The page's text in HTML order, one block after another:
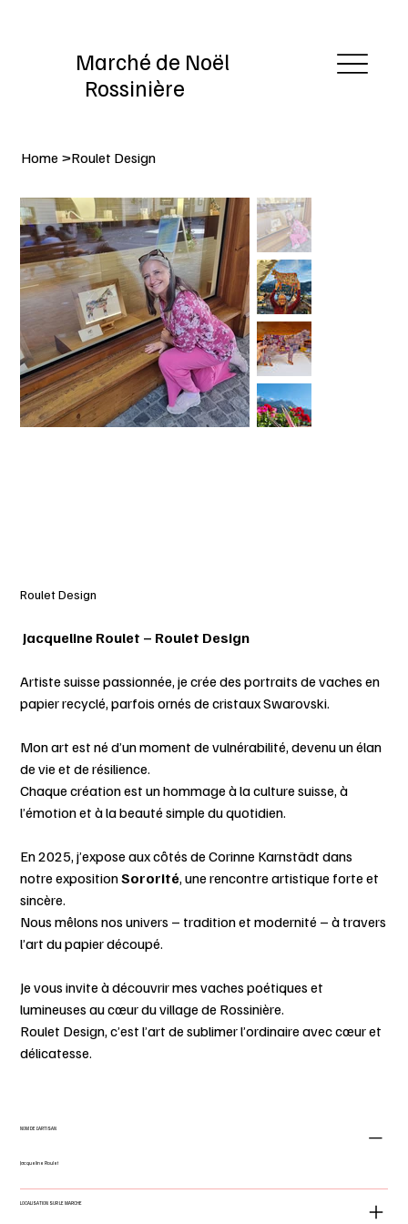
Marché de Noël
Rossinière
Home >Roulet Design
Roulet Design
Jacqueline Roulet – Roulet Design
Artiste suisse passionnée, je crée des portraits de vaches en
papier recyclé, parfois ornés de cristaux Swarovski.
Mon art est né d’un moment de vulnérabilité, devenu un élan
de vie et de résilience.
Chaque création est un hommage à la culture suisse, à
l’émotion et à la beauté simple du quotidien.
En 2025, j’expose aux côtés de Corinne Karnstädt dans
notre expositionSororité, une rencontre artistique forte et
sincère.
Nous mêlons nos univers – tradition et modernité – à travers
l’art du papier découpé.
Je vous invite à découvrir mes vaches poétiques et
lumineuses au cœur du village de Rossinière.
Roulet Design, c’est l’art de sublimer l’ordinaire avec cœur et
délicatesse.
NOM DE L'ARTISAN
Jacqueline Roulet
LOCALISATION SUR LE MARCHE